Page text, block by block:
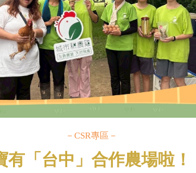
－CSR專區－
有「台中」合作農場啦！